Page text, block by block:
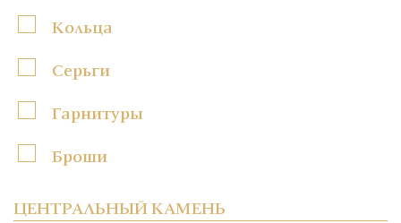
Кольца
Серьги
Гарнитуры
Броши
ЦЕНТРАЛЬНЫЙ КАМЕНЬ